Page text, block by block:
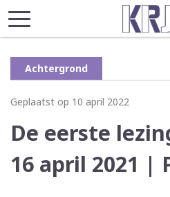
Achtergrond
Geplaatst op 10 april 2022
De eerste
16 april 2021 |